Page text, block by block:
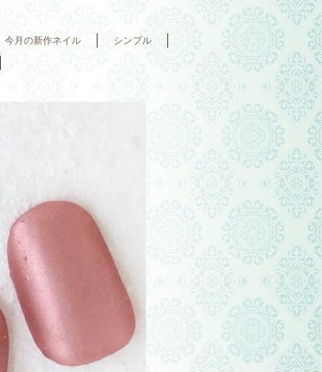
今月の新作ネイル
シンプル